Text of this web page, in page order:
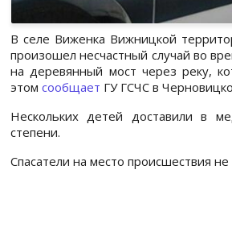
В селе Виженка Вижницкой
произошел несчастный случай во
на деревянный мост через реку,
этом сообщает ГУ ГСЧС в
Нескольких детей доставили в
степени.
Спасатели на место происшествия не